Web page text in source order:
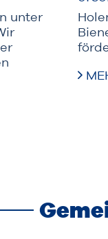
unter